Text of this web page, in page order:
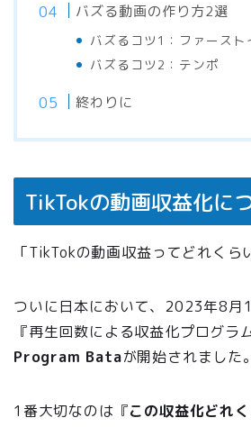
バズる動画の作り方2選
バズるコツ1：ファースト
バズるコツ2：テンポ
終わりに
TikTokの動画収益化に
「TikTokの動画収益ってどれくら
ついに日本において、2023年8月
『再生回数による収益化プログラ
Program Bataが開始されました。
1番大切なのは『この収益化どれ